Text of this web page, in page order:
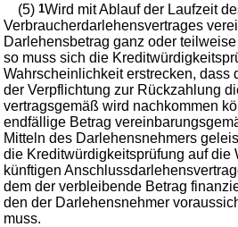
(5)1Wird mit Ablauf der Laufzeit
Verbraucherdarlehensvertrages
Darlehensbetrag ganz oder
so muss sich die
Wahrscheinlichkeit erstrecken, dass
der Verpflichtung zur Rückzahlung
vertragsgemäß wird nachkommen
endfällige Betrag
Mitteln des Darlehensnehmers
die Kreditwürdigkeitsprüfung auf die
künftigen
dem der verbleibende Betrag
den der Darlehensnehmer
muss.